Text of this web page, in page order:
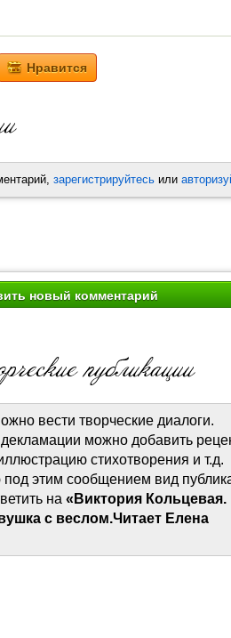
Нравится
зарегистрируйтесь или
вести творческие диалоги.
можно добавить
стихотворения и т.д.
этим сообщением вид
на «Виктория Кольцевая.
с веслом.Читает Елена